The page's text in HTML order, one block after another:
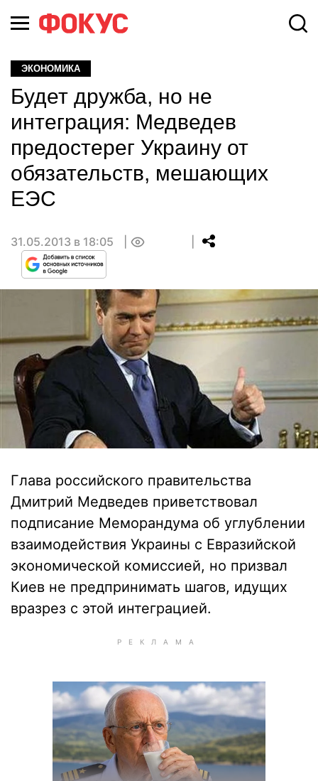
ЭКОНОМИКА
Будет дружба, но не
интеграция: Медведев
предостерег Украину от
обязательств, мешающих
ЕЭС
31.05.2013 в 18:05
Глава российского правительства
Дмитрий Медведев приветствовал
подписание Меморандума об углублении
взаимодействия Украины с Евразийской
экономической комиссией, но призвал
Киев не предпринимать шагов, идущих
вразрез с этой интеграцией.